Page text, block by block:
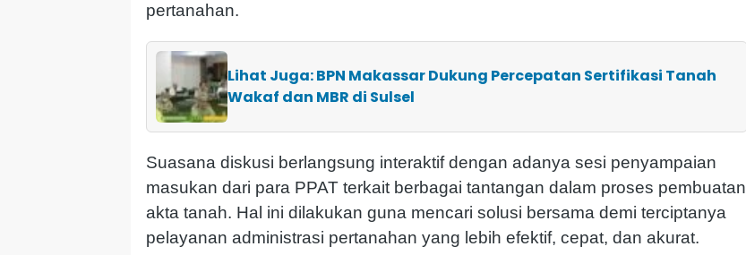
pertanahan.
Lihat Juga: BPN Makassar Dukung Percepatan Sertifikasi Tanah
Wakaf dan MBR di Sulsel
Suasana diskusi berlangsung interaktif dengan adanya sesi penyampaian
masukan dari para PPAT terkait berbagai tantangan dalam proses pembuatan
akta tanah. Hal ini dilakukan guna mencari solusi bersama demi terciptanya
pelayanan administrasi pertanahan yang lebih efektif, cepat, dan akurat.